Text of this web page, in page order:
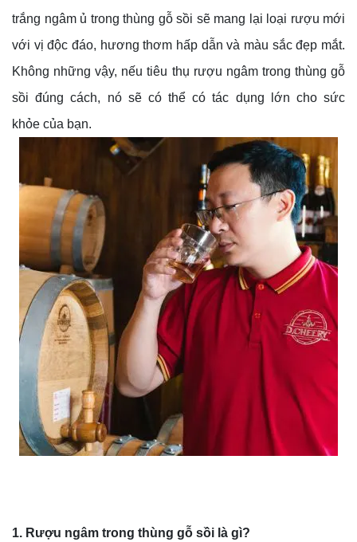
trắng ngâm ủ trong thùng gỗ sồi sẽ mang lại loại rượu mới
với vị độc đáo, hương thơm hấp dẫn và màu sắc đẹp mắt.
Không những vậy, nếu tiêu thụ rượu ngâm trong thùng gỗ
sồi đúng cách, nó sẽ có thể có tác dụng lớn cho sức
khỏe của bạn.
1. Rượu ngâm trong thùng gỗ sồi là gì?